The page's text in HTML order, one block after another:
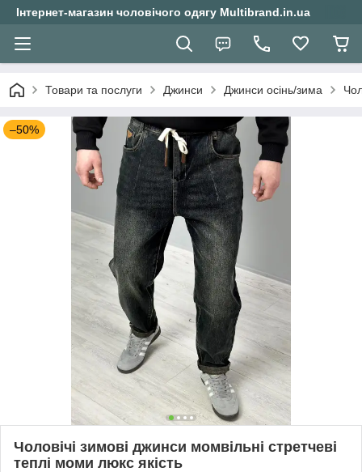
Інтернет-магазин чоловічого одягу Multibrand.in.ua
Товари та послуги Джинси Джинси осінь/зима
–50%
Чоловічі зимові джинси момвільні стретчеві
теплі моми люкс якість